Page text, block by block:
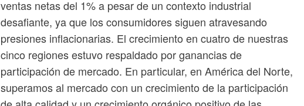
ventas netas del 1% a pesar de un contexto industrial
desafiante, ya que los consumidores siguen atravesando
presiones inflacionarias. El crecimiento en cuatro de nuestras
cinco regiones estuvo respaldado por ganancias de
participación de mercado. En particular, en América del Norte,
superamos al mercado con un crecimiento de la participación